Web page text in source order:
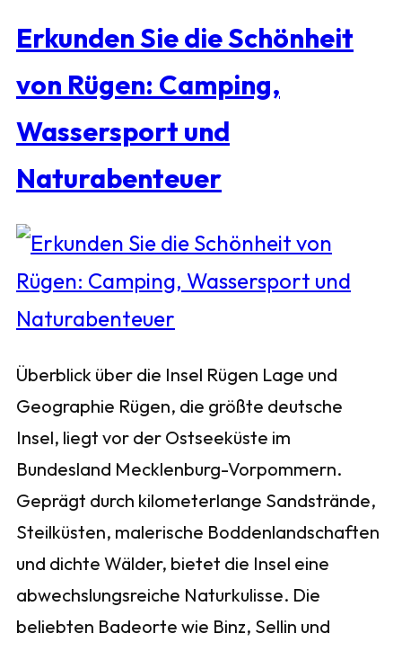
Erkunden Sie die Schönheit
von Rügen: Camping,
Wassersport und
Naturabenteuer
Überblick über die Insel Rügen Lage und
Geographie Rügen, die größte deutsche
Insel, liegt vor der Ostseeküste im
Bundesland Mecklenburg-Vorpommern.
Geprägt durch kilometerlange Sandstrände,
Steilküsten, malerische Boddenlandschaften
und dichte Wälder, bietet die Insel eine
abwechslungsreiche Naturkulisse. Die
beliebten Badeorte wie Binz, Sellin und